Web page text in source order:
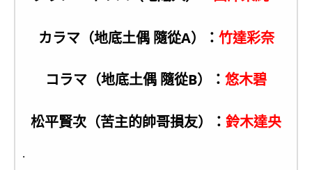
カラマ（地底土偶 隨從A）： 竹達彩奈
コラマ（地底土偶 隨從B）： 悠木碧
松平賢次（苦主的帥哥損友）： 鈴木達央
.